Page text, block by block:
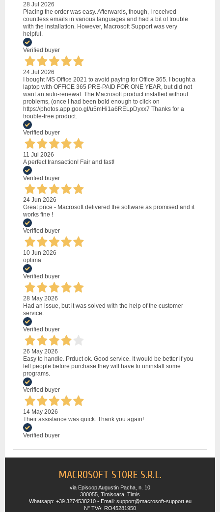
28 Jul 2026
Placing the order was easy. Afterwards, though, I received
countless emails in various languages and had a bit of trouble
with the installation. However, Macrosoft Support was very
helpful.
Verified buyer
24 Jul 2026
I bought MS Office 2021 to avoid paying for Office 365. I bought a
laptop with OFFICE 365 PRE-PAID FOR ONE YEAR, but did not
want an auto-renewal. The Macrosoft product installed without
problems, (once I had been bold enough to click on
https://photos.app.goo.gl/u5mHi1a6RELpDyxx7 Thanks for a
trouble-free product.
Verified buyer
11 Jul 2026
A perfect transaction! Fair and fast!
Verified buyer
24 Jun 2026
Great price - Macrosoft delivered the software as promised and it
works fine !
Verified buyer
10 Jun 2026
optima
Verified buyer
28 May 2026
Had an issue, but it was solved with the help of the customer
service.
Verified buyer
26 May 2026
Easy to handle. Prduct ok. Good service. It would be better if you
tell people before purchase they will have to uninstall some
programs.
Verified buyer
14 May 2026
Their assistance was quick. Thank you again!
Verified buyer
MACROSOFT STORE S.R.L.
via Episcop Augustin Pacha, n. 10
300055, Timisoara, Timis
Whatsapp: +39 3274538210 - Email: support@macrosoft-support.eu
N° TVA: RO45281950